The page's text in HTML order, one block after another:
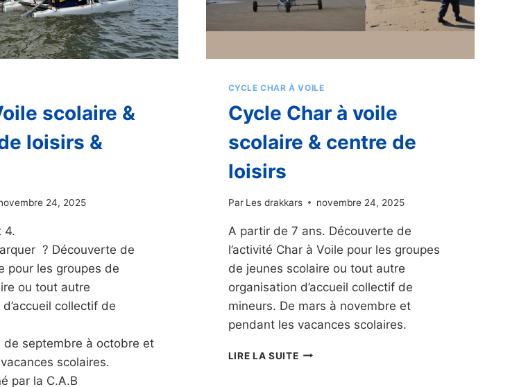
scolaire &
loisirs &
24, 2025
4.
? Découverte de
pour les groupes de
ou tout autre
collectif de
de septembre à octobre et
scolaires.
par la C.A.B
CYCLE CHAR À VOILE
Cycle Char à voile
scolaire & centre de
loisirs
Par Les drakkars novembre 24, 2025
A partir de 7 ans. Découverte de
l’activité Char à Voile pour les groupes
de jeunes scolaire ou tout autre
organisation d’accueil collectif de
mineurs. De mars à novembre et
pendant les vacances scolaires.
LIRE LA SUITECYCLE